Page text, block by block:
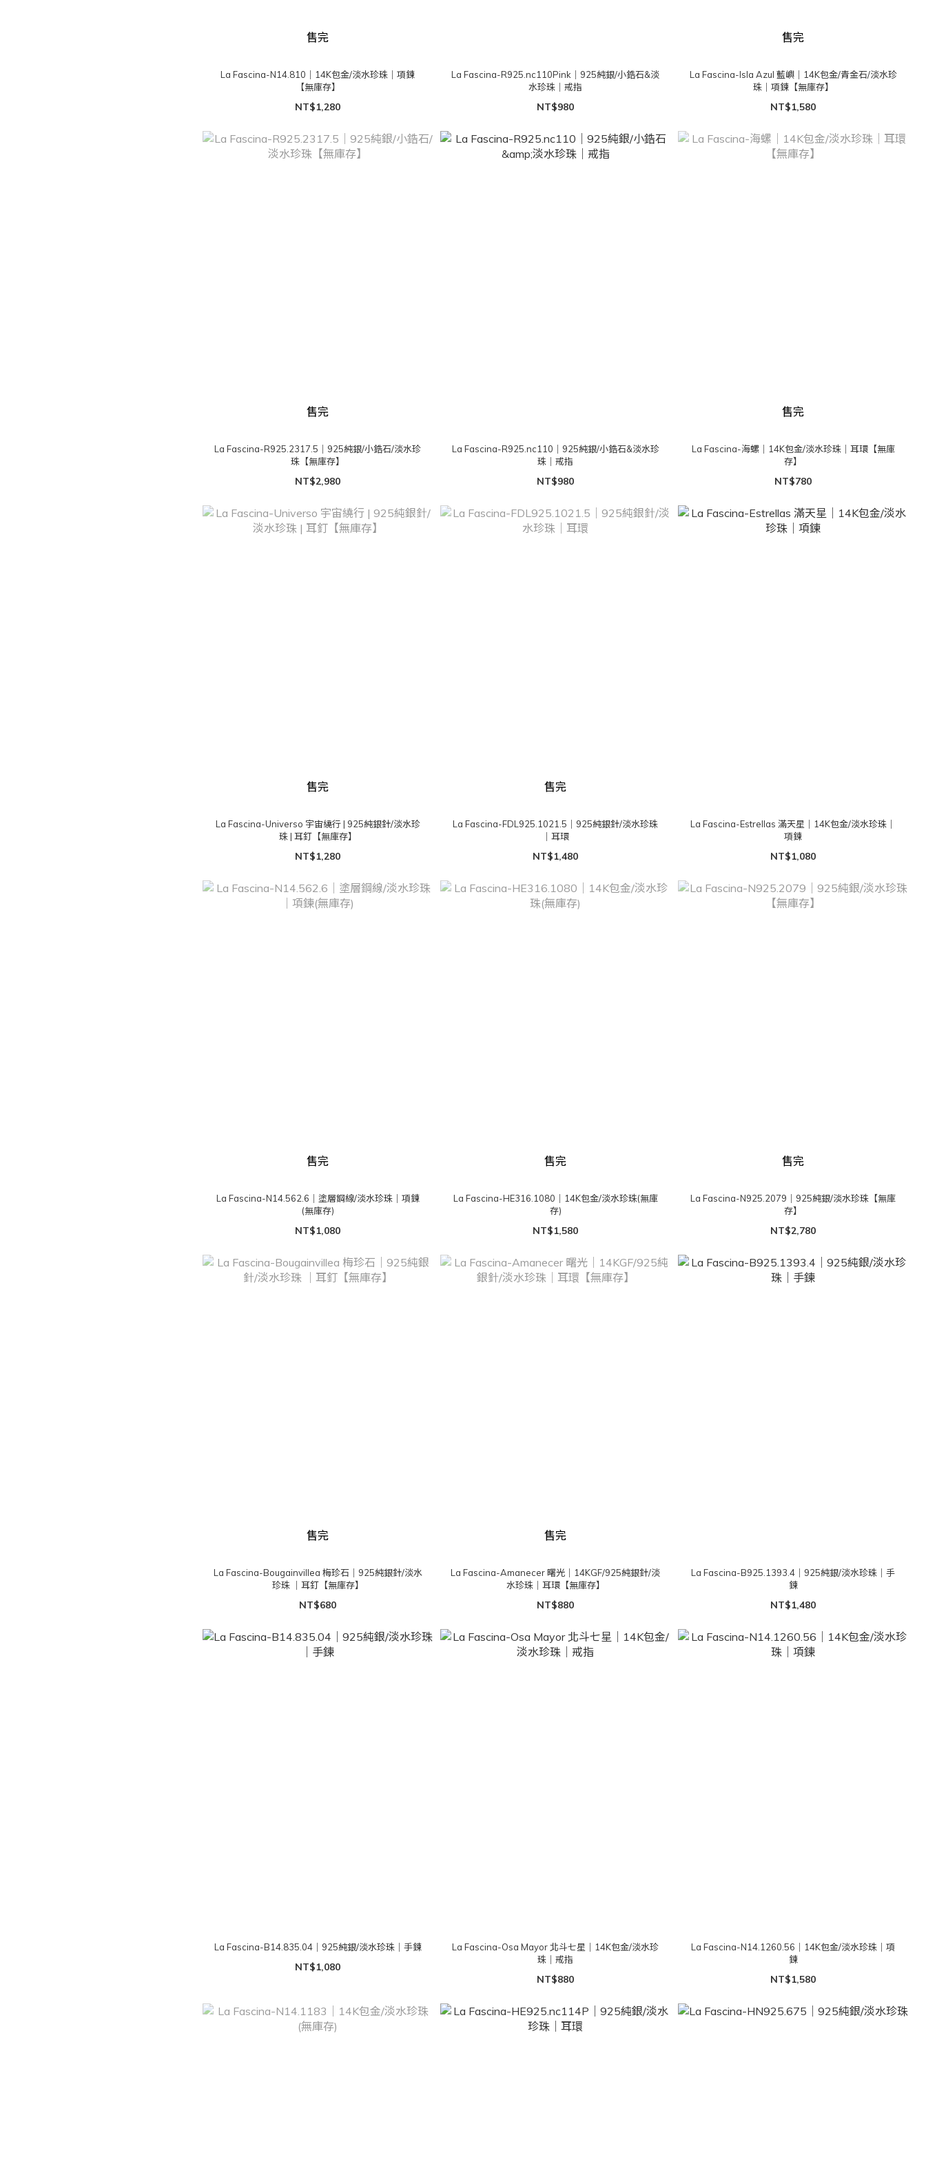
售完
La Fascina-N14.810｜14K包金/淡水珍珠｜項鍊
【無庫存】
NT$1,280
La Fascina-R925.nc110Pink｜925純銀/小鋯石&淡
水珍珠｜戒指
NT$980
售完
La Fascina-Isla Azul 藍嶼｜14K包金/青金石/淡水珍
珠｜項鍊【無庫存】
NT$1,580
售完
La Fascina-R925.2317.5｜925純銀/小鋯石/淡水珍
珠【無庫存】
NT$2,980
La Fascina-R925.nc110｜925純銀/小鋯石&淡水珍
珠｜戒指
NT$980
售完
La Fascina-海螺｜14K包金/淡水珍珠｜耳環【無庫
存】
NT$780
售完
La Fascina-Universo 宇宙繞行 | 925純銀針/淡水珍
珠 | 耳釘【無庫存】
NT$1,280
售完
La Fascina-FDL925.1021.5｜925純銀針/淡水珍珠
｜耳環
NT$1,480
La Fascina-Estrellas 滿天星｜14K包金/淡水珍珠｜
項鍊
NT$1,080
售完
La Fascina-N14.562.6｜塗層鋼線/淡水珍珠｜項鍊
(無庫存)
NT$1,080
售完
La Fascina-HE316.1080｜14K包金/淡水珍珠(無庫
存)
NT$1,580
售完
La Fascina-N925.2079｜925純銀/淡水珍珠【無庫
存】
NT$2,780
售完
La Fascina-Bougainvillea 梅珍石｜925純銀針/淡水
珍珠 ｜耳釘【無庫存】
NT$680
售完
La Fascina-Amanecer 曙光｜14KGF/925純銀針/淡
水珍珠｜耳環【無庫存】
NT$880
La Fascina-B925.1393.4｜925純銀/淡水珍珠｜手
鍊
NT$1,480
La Fascina-B14.835.04｜925純銀/淡水珍珠｜手鍊
NT$1,080
La Fascina-Osa Mayor 北斗七星｜14K包金/淡水珍
珠｜戒指
NT$880
La Fascina-N14.1260.56｜14K包金/淡水珍珠｜項
鍊
NT$1,580